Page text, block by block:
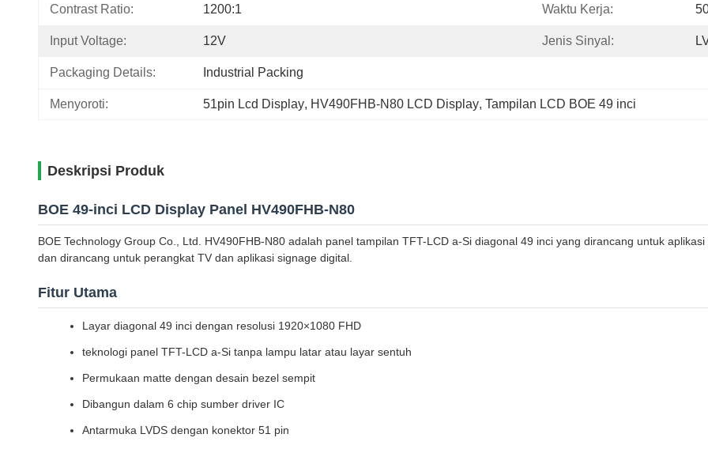
Contrast Ratio: 1200:1 Waktu Kerja:
Input Voltage: 12V Jenis Sinyal:
Packaging Details: Industrial Packing
Menyoroti: 51pin Lcd Display, HV490FHB-N80 LCD Display, Tampilan LCD BOE 49 inci
Deskripsi Produk
BOE 49-inci LCD Display Panel HV490FHB-N80
BOE Technology Group Co., Ltd. HV490FHB-N80 adalah panel tampilan TFT-LCD a-Si diagonal 49 inci yang dirancang untuk
dan dirancang untuk perangkat TV dan aplikasi signage digital.
Fitur Utama
Layar diagonal 49 inci dengan resolusi 1920×1080 FHD
teknologi panel TFT-LCD a-Si tanpa lampu latar atau layar sentuh
Permukaan matte dengan desain bezel sempit
Dibangun dalam 6 chip sumber driver IC
Antarmuka LVDS dengan konektor 51 pin